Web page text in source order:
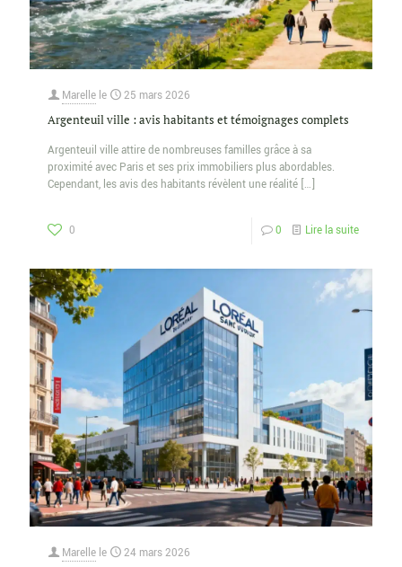
Marelle le 25 mars 2026
Argenteuil ville : avis habitants et témoignages complets
Argenteuil ville attire de nombreuses familles grâce à sa
proximité avec Paris et ses prix immobiliers plus abordables.
Cependant, les avis des habitants révèlent une réalité […]
0 0 Lire la suite
Marelle le 24 mars 2026